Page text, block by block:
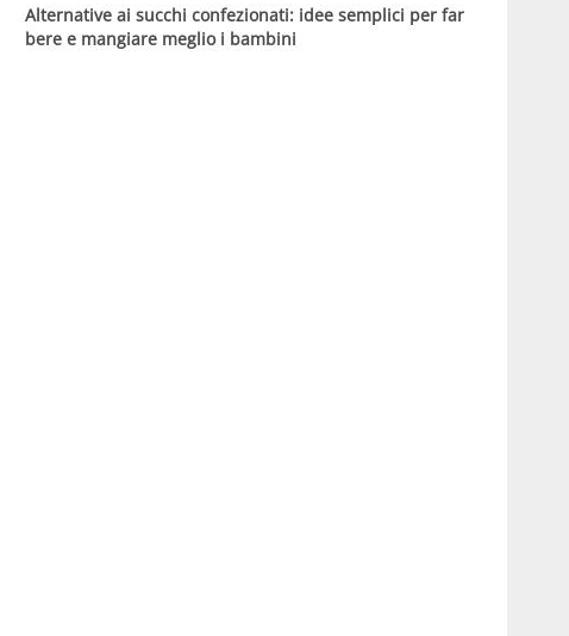
Alternative ai succhi confezionati: idee semplici per far
bere e mangiare meglio i bambini